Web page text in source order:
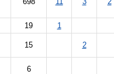
19
1
15 2
6